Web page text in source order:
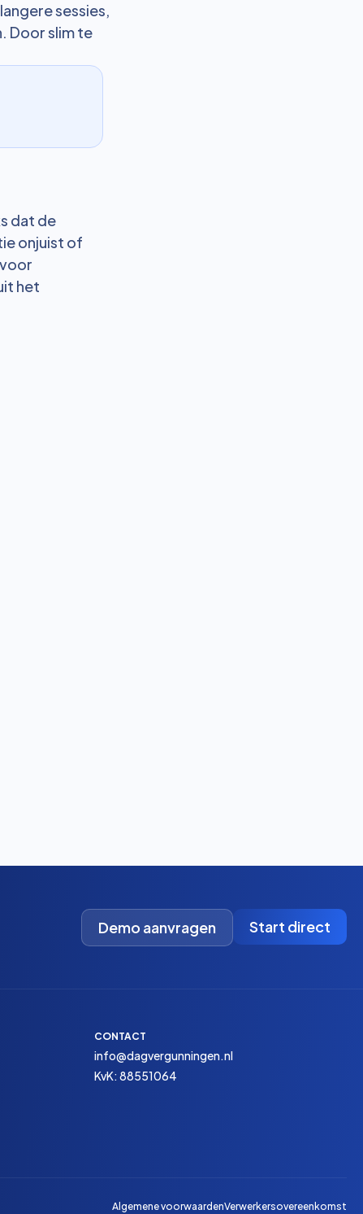
sessies,
Door slim te
dat de
onjuist of
het
Demo aanvragen Start direct
CONTACT
info@dagvergunningen.nl
KvK: 88551064
Algemene voorwaardenVerwerkersovereenkomst